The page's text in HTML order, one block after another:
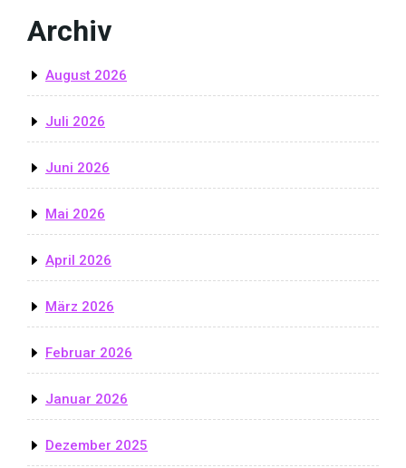
Archiv
August 2026
Juli 2026
Juni 2026
Mai 2026
April 2026
März 2026
Februar 2026
Januar 2026
Dezember 2025